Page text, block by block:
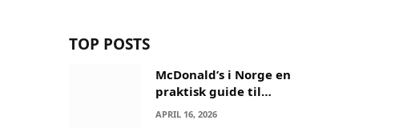
TOP POSTS
McDonald’s i Norge en
praktisk guide til
menyer og besøk
APRIL 16, 2026